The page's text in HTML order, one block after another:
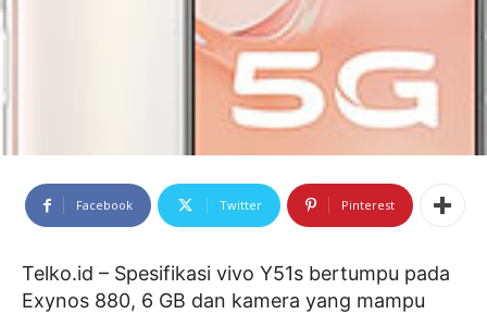
Facebook Twitter Pinterest
Telko.id – Spesifikasi vivo Y51s bertumpu pada
Exynos 880, 6 GB dan kamera yang mampu